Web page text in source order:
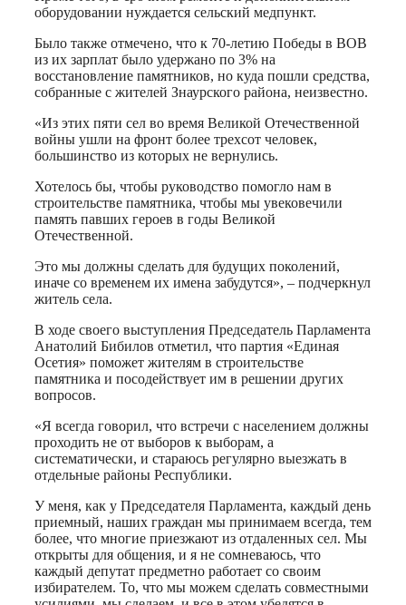
оборудовании нуждается сельский медпункт.
Было также отмечено, что к 70-летию Победы в ВОВ
из их зарплат было удержано по 3% на
восстановление памятников, но куда пошли средства,
собранные с жителей Знаурского района, неизвестно.
«Из этих пяти сел во время Великой Отечественной
войны ушли на фронт более трехсот человек,
большинство из которых не вернулись.
Хотелось бы, чтобы руководство помогло нам в
строительстве памятника, чтобы мы увековечили
память павших героев в годы Великой
Отечественной.
Это мы должны сделать для будущих поколений,
иначе со временем их имена забудутся», – подчеркнул
житель села.
В ходе своего выступления Председатель Парламента
Анатолий Бибилов отметил, что партия «Единая
Осетия» поможет жителям в строительстве
памятника и посодействует им в решении других
вопросов.
«Я всегда говорил, что встречи с населением должны
проходить не от выборов к выборам, а
систематически, и стараюсь регулярно выезжать в
отдельные районы Республики.
У меня, как у Председателя Парламента, каждый день
приемный, наших граждан мы принимаем всегда, тем
более, что многие приезжают из отдаленных сел. Мы
открыты для общения, и я не сомневаюсь, что
каждый депутат предметно работает со своим
избирателем. То, что мы можем сделать совместными